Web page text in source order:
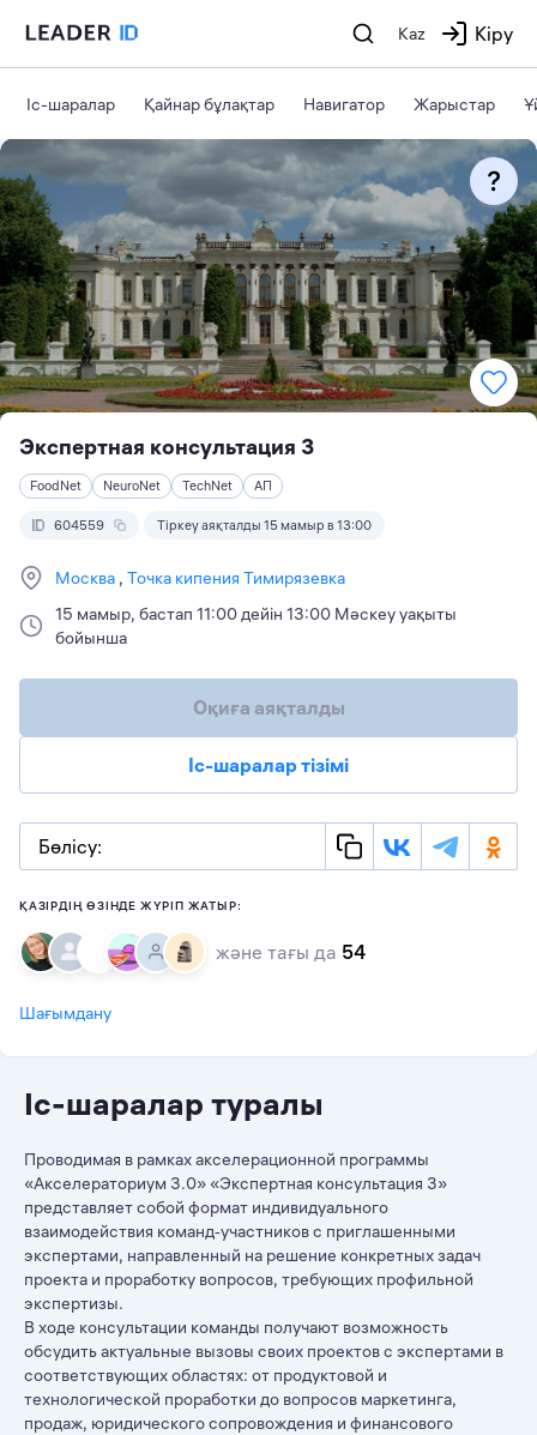
Kaz Кіру
Іс-шаралар Қайнар бұлақтар Навигатор Жарыстар
Экспертная консультация 3
FoodNet NeuroNet TechNet АП
604559 Тіркеу аяқталды 15 мамыр в 13:00
Москва Точка кипения Тимирязевка
15 мамыр, бастап 11:00 дейін 13:00 Мәскеу уақыты
бойынша
Оқиға аяқталды
Іс-шаралар тізімі
Бөлісу:
ҚАЗІРДІҢ ӨЗІНДЕ ЖҮРІП ЖАТЫР:
және тағы да 54
Шағымдану
Іс-шаралар туралы
Проводимая в рамках акселерационной программы
«Акселераториум 3.0» «Экспертная консультация 3»
представляет собой формат индивидуального
взаимодействия команд‑участников с приглашенными
экспертами, направленный на решение конкретных задач
проекта и проработку вопросов, требующих профильной
экспертизы.
В ходе консультации команды получают возможность
обсудить актуальные вызовы своих проектов с экспертами в
соответствующих областях: от продуктовой и
технологической проработки до вопросов маркетинга,
продаж, юридического сопровождения и финансового